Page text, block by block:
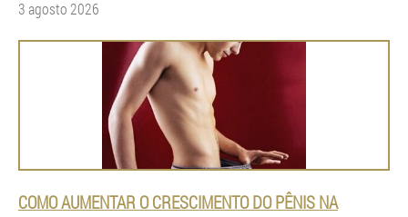
3 agosto 2026
COMO AUMENTAR O CRESCIMENTO DO PÊNIS NA